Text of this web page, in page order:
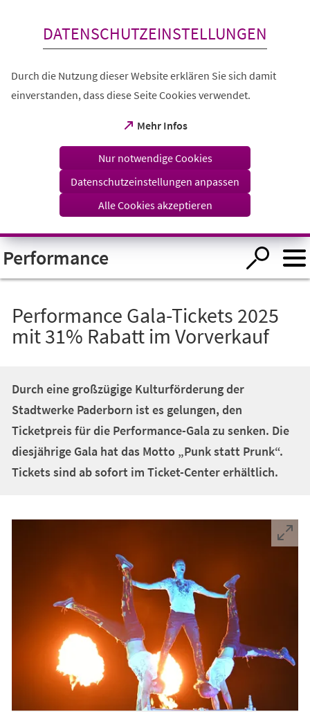
Visuelle
Assistenzsoftware
öffnen.
DATENSCHUTZEINSTELLUNGEN
Durch die Nutzung dieser Website erklären Sie sich damit
einverstanden, dass diese Seite Cookies verwendet.
Mehr Infos
(Öffnet
einem
Tab)
Nur notwendige Cookies
Datenschutzeinstellungen anpassen
Alle Cookies akzeptieren
Performance
Performance Gala-Tickets 2025
mit 31% Rabatt im Vorverkauf
Durch eine großzügige Kulturförderung der
Stadtwerke Paderborn ist es gelungen, den
Ticketpreis für die Performance-Gala zu senken. Die
diesjährige Gala hat das Motto „Punk statt Prunk“.
Tickets sind ab sofort im Ticket-Center erhältlich.